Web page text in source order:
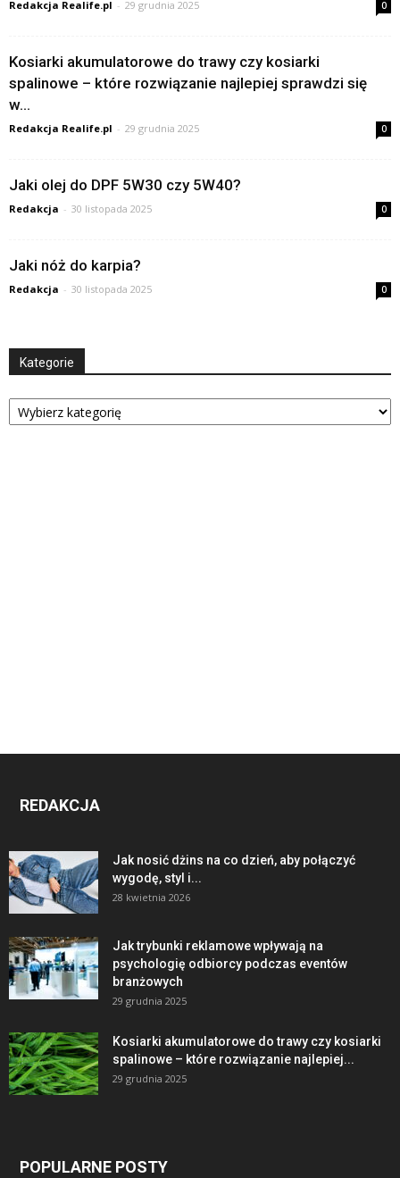
Redakcja Realife.pl - 29 grudnia 2025 0
Kosiarki akumulatorowe do trawy czy kosiarki
spalinowe – które rozwiązanie najlepiej sprawdzi się
w...
Redakcja Realife.pl - 29 grudnia 2025 0
Jaki olej do DPF 5W30 czy 5W40?
Redakcja - 30 listopada 2025 0
Jaki nóż do karpia?
Redakcja - 30 listopada 2025 0
Kategorie
Kategorie
REDAKCJA
Jak nosić dżins na co dzień, aby połączyć
wygodę, styl i...
28 kwietnia 2026
Jak trybunki reklamowe wpływają na
psychologię odbiorcy podczas eventów
branżowych
29 grudnia 2025
Kosiarki akumulatorowe do trawy czy kosiarki
spalinowe – które rozwiązanie najlepiej...
29 grudnia 2025
POPULARNE POSTY